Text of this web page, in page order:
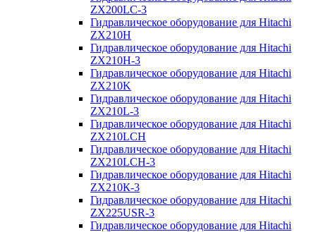
ZX200LC-3
Гидравлическое оборудование для Hitachi
ZX210H
Гидравлическое оборудование для Hitachi
ZX210H-3
Гидравлическое оборудование для Hitachi
ZX210K
Гидравлическое оборудование для Hitachi
ZX210L-3
Гидравлическое оборудование для Hitachi
ZX210LCH
Гидравлическое оборудование для Hitachi
ZX210LCH-3
Гидравлическое оборудование для Hitachi
ZX210К-3
Гидравлическое оборудование для Hitachi
ZX225USR-3
Гидравлическое оборудование для Hitachi